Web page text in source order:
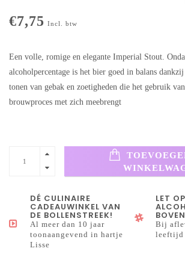
€7,75 Incl. btw
Een volle, romige en elegante Imperial Stout.
alcoholpercentage is het bier goed in balans
tonen van gebak en zoetigheden die het gebruik
brouwproces met zich meebrengt
DÉ CULINAIRE
CADEAUWINKEL VAN
DE BOLLENSTREEK!
Al meer dan 10 jaar
toonaangevend in hartje
Lisse
LET
Bij
leeftijd